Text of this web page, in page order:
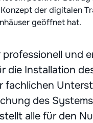
der digitalen
geöffnet hat.
professionell und
die Installation
fachlichen
des
alle für den